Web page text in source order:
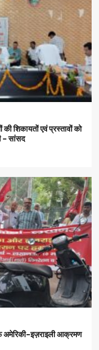
शिकायतों एवं प्रस्तावों को
– सांसद
आक्रमण